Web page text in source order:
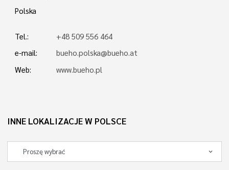
Polska
Tel.:
+48 509 556 464
e-mail:
bueho.polska@bueho.at
Web:
www.bueho.pl
INNE LOKALIZACJE W POLSCE